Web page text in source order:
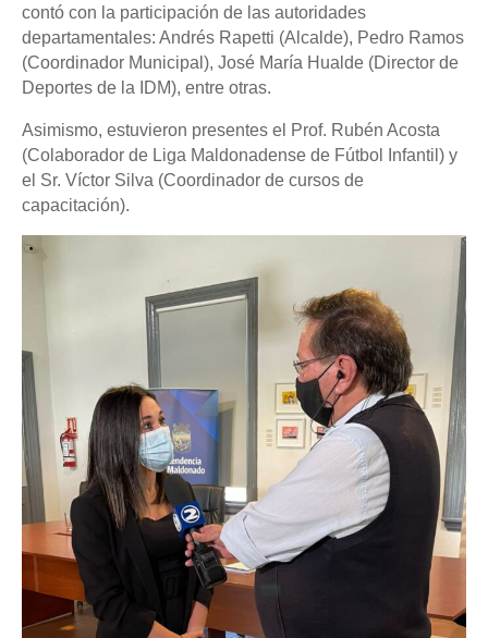
contó con la participación de las autoridades
departamentales: Andrés Rapetti (Alcalde), Pedro Ramos
(Coordinador Municipal), José María Hualde (Director de
Deportes de la IDM), entre otras.
Asimismo, estuvieron presentes el Prof. Rubén Acosta
(Colaborador de Liga Maldonadense de Fútbol Infantil) y
el Sr. Víctor Silva (Coordinador de cursos de
capacitación).